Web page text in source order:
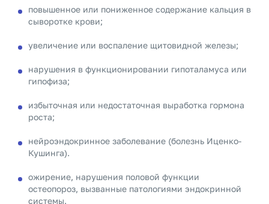
повышенное или пониженное содержание кальция в
сыворотке крови;
увеличение или воспаление щитовидной железы;
нарушения в функционировании гипоталамуса или
гипофиза;
избыточная или недостаточная выработка гормона
роста;
нейроэндокринное заболевание (болезнь Иценко-
Кушинга).
ожирение, нарушения половой функции
остеопороз, вызванные патологиями эндокринной
системы.